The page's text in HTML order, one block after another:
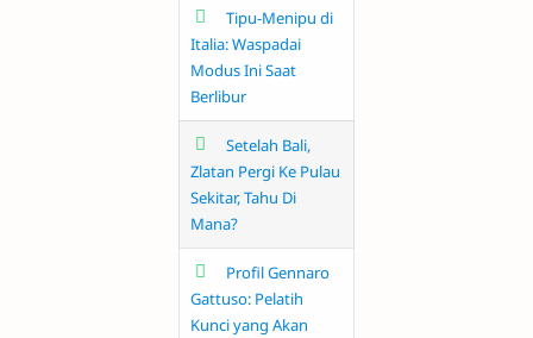
Tipu-Menipu di
Italia: Waspadai
Modus Ini Saat
Berlibur
Setelah Bali,
Zlatan Pergi Ke Pulau
Sekitar, Tahu Di
Mana?
Profil Gennaro
Gattuso: Pelatih
Kunci yang Akan